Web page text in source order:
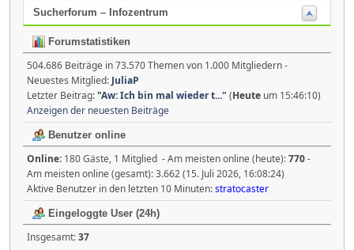
Sucherforum – Infozentrum
Forumstatistiken
504.686 Beiträge in 73.570 Themen von 1.000 Mitgliedern -
Neuestes Mitglied: JuliaP
Letzter Beitrag:"Aw: Ich bin mal wieder t..." (Heute um 15:46:10)
Anzeigen der neuesten Beiträge
Benutzer online
Online: 180 Gäste, 1 Mitglied - Am meisten online (heute):770-
Am meisten online (gesamt): 3.662 (15. Juli 2026, 16:08:24)
Aktive Benutzer in den letzten 10 Minuten:stratocaster
Eingeloggte User (24h)
Insgesamt:37